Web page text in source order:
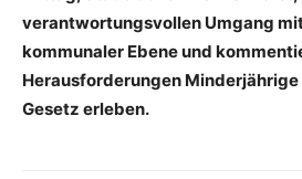
verantwortungsvollen Umgang
kommunaler Ebene und
Herausforderungen
Gesetz erleben.